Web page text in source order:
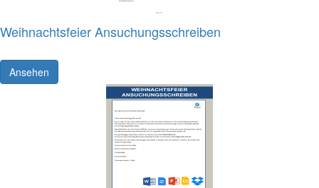
Weihnachtsfeier Ansuchungsschreiben
Ansehen